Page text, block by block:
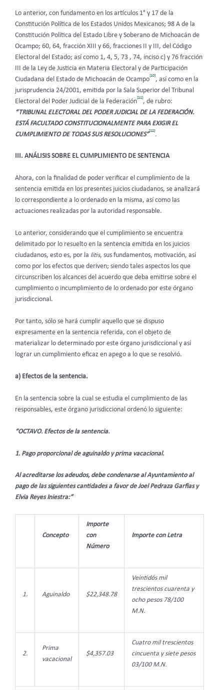
Lo anterior, con fundamento en los artículos 1° y 17 de la
Constitución Política de los Estados Unidos Mexicanos; 98 A de la
Constitución Política del Estado Libre y Soberano de Michoacán de
Ocampo; 60, 64, fracción XIII y 66, fracciones II y III, del Código
Electoral del Estado; así como 1, 4, 5, 73 , 74, inciso c) y 76 fracción
III de la Ley de Justicia en Materia Electoral y de Participación
Ciudadana del Estado de Michoacán de Ocampo
[10]
, así como en la
jurisprudencia 24/2001, emitida por la Sala Superior del Tribunal
Electoral del Poder Judicial de la Federación
[11]
, de rubro:
“TRIBUNAL ELECTORAL DEL PODER JUDICIAL DE LA FEDERACIÓN.
ESTÁ FACULTADO CONSTITUCIONALMENTE PARA EXIGIR EL
CUMPLIMIENTO DE TODAS SUS RESOLUCIONES”
[12]
.
III. ANÁLISIS SOBRE EL CUMPLIMIENTO DE SENTENCIA
Ahora, con la finalidad de poder verificar el cumplimiento de la
sentencia emitida en los presentes juicios ciudadanos, se analizará
lo correspondiente a lo ordenado en la misma, así como las
actuaciones realizadas por la autoridad responsable.
Lo anterior, considerando que el cumplimiento se encuentra
delimitado por lo resuelto en la sentencia emitida en los juicios
ciudadanos, esto es, por la litis, sus fundamentos, motivación, así
como por los efectos que deriven; siendo tales aspectos los que
circunscriben los alcances del acuerdo que deba emitirse sobre el
cumplimiento o incumplimiento de lo ordenado por este órgano
jurisdiccional.
Por tanto, sólo se hará cumplir aquello que se dispuso
expresamente en la sentencia referida, con el objeto de
materializar lo determinado por este órgano jurisdiccional y así
lograr un cumplimiento eficaz en apego a lo que se resolvió.
a) Efectos de la sentencia.
En la sentencia sobre la cual se estudia el cumplimiento de las
responsables, este órgano jurisdiccional ordenó lo siguiente:
“OCTAVO. Efectos de la sentencia.
1. Pago proporcional de aguinaldo y prima vacacional.
Al acreditarse los adeudos, debe condenarse al Ayuntamiento al
pago de las siguientes cantidades a favor deJoel Pedraza Garfias y
Elvia Reyes Iniestra:”
Concepto
Importe
con
Número
Importe con Letra
1. Aguinaldo $22,348.78
Veintidós mil
trescientos cuarenta y
ocho pesos 78/100
M.N.
2.
Prima
vacacional
$4,357.03
Cuatro mil trescientos
cincuenta y siete pesos
03/100 M.N.